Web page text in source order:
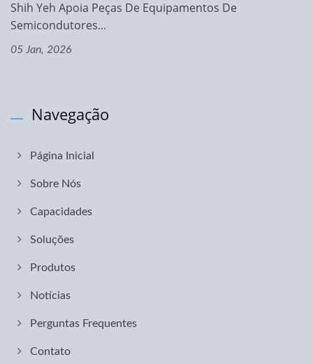
Shih Yeh Apoia Peças De Equipamentos De
Semicondutores...
05 Jan, 2026
Navegação
Página Inicial
Sobre Nós
Capacidades
Soluções
Produtos
Notícias
Perguntas Frequentes
Contato